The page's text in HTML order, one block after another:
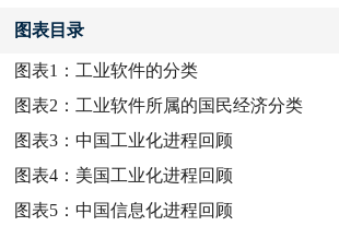
图表目录
图表1： 工业软件的分类
图表2： 工业软件所属的国民经济分类
图表3：中国工业化进程回顾
图表4： 美国工业化进程回顾
图表5：中国信息化进程回顾